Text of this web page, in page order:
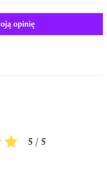
opinię
5 / 5